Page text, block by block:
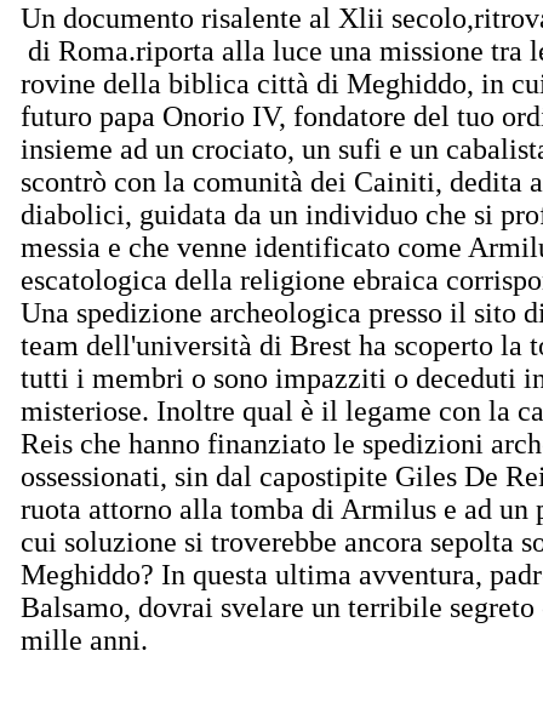
Un documento risalente al Xlii
di Roma.riporta alla luce una missione tra
rovine della biblica città di Meghiddo, in
futuro papa Onorio IV, fondatore del tuo
insieme ad un crociato, un sufi e un
scontrò con la comunità dei Cainiti, dedita
diabolici, guidata da un individuo che si
messia e che venne identificato come
escatologica della religione ebraica
Una spedizione archeologica presso il sito
team dell'università di Brest ha scoperto la
tutti i membri o sono impazziti o deceduti
misteriose. Inoltre qual è il legame con la
Reis che hanno finanziato le spedizioni
ossessionati, sin dal capostipite Giles De
ruota attorno alla tomba di Armilus e ad un
cui soluzione si troverebbe ancora sepolta
Meghiddo? In questa ultima avventura,
Balsamo, dovrai svelare un terribile segreto
mille anni.